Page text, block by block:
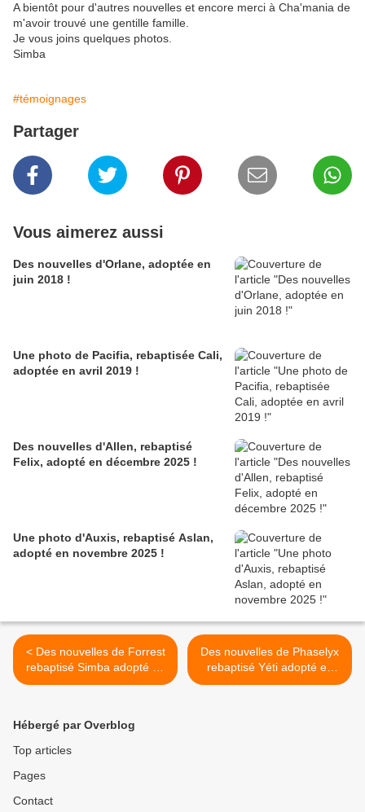
A bientôt pour d'autres nouvelles et encore merci à Cha'mania de
m'avoir trouvé une gentille famille.
Je vous joins quelques photos.
Simba
#témoignages
Partager
Vous aimerez aussi
Des nouvelles d'Orlane, adoptée en
juin 2018 !
Une photo de Pacifia, rebaptisée Cali,
adoptée en avril 2019 !
Des nouvelles d'Allen, rebaptisé
Felix, adopté en décembre 2025 !
Une photo d'Auxis, rebaptisé Aslan,
adopté en novembre 2025 !
< Des nouvelles de Forrest
rebaptisé Simba adopté en
janvier 2020 !
Des nouvelles de Phaselyx
rebaptisé Yéti adopté en
décembre 2019 ! >
Hébergé par Overblog
Top articles
Pages
Contact